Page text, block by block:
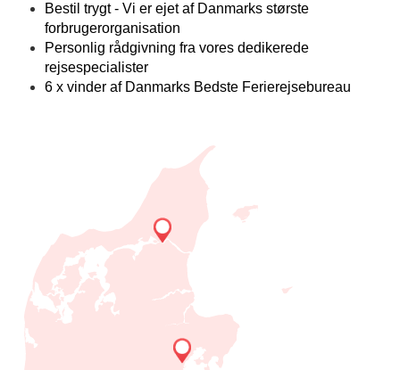
Bestil trygt - Vi er ejet af Danmarks største
forbrugerorganisation
Personlig rådgivning fra vores dedikerede
rejsespecialister
6 x vinder af Danmarks Bedste Ferierejsebureau